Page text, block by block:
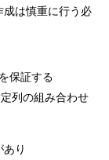
成は慎重に行う必
保証する
列の組み合わせ
り